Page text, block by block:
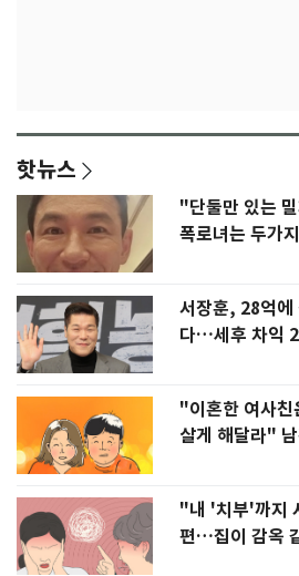
핫뉴스
"단둘만 있는
폭로녀는 두가
서장훈, 28억에
다…세후 차익
"이혼한 여사
살게 해달라"
"내 '치부'까지
편…집이 감옥